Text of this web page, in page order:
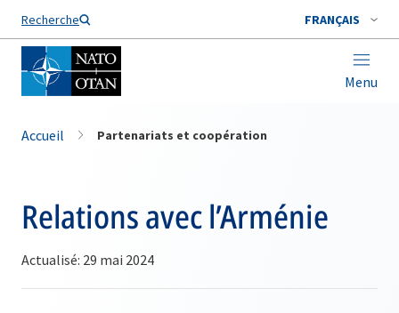
Recherche FRANÇAIS
Menu
Nom de famille*
Accueil Partenariats et coopération
Relations avec l’Arménie
Actualisé: 29 mai 2024